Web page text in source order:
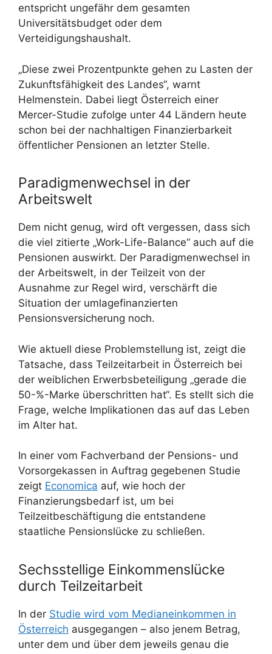
entspricht ungefähr dem gesamten
Universitätsbudget oder dem
Verteidigungshaushalt.
„Diese zwei Prozentpunkte gehen zu Lasten der
Zukunftsfähigkeit des Landes“, warnt
Helmenstein. Dabei liegt Österreich einer
Mercer-Studie zufolge unter 44 Ländern heute
schon bei der nachhaltigen Finanzierbarkeit
öffentlicher Pensionen an letzter Stelle.
Paradigmenwechsel in der
Arbeitswelt
Dem nicht genug, wird oft vergessen, dass sich
die viel zitierte „Work-Life-Balance“ auch auf die
Pensionen auswirkt. Der Paradigmenwechsel in
der Arbeitswelt, in der Teilzeit von der
Ausnahme zur Regel wird, verschärft die
Situation der umlagefinanzierten
Pensionsversicherung noch.
Wie aktuell diese Problemstellung ist, zeigt die
Tatsache, dass Teilzeitarbeit in Österreich bei
der weiblichen Erwerbsbeteiligung „gerade die
50-%-Marke überschritten hat“. Es stellt sich die
Frage, welche Implikationen das auf das Leben
im Alter hat.
In einer vom Fachverband der Pensions- und
Vorsorgekassen in Auftrag gegebenen Studie
zeigt Economica auf, wie hoch der
Finanzierungsbedarf ist, um bei
Teilzeitbeschäftigung die entstandene
staatliche Pensionslücke zu schließen.
Sechsstellige Einkommenslücke
durch Teilzeitarbeit
In der Studie wird vom Medianeinkommen in
Österreich ausgegangen – also jenem Betrag,
unter dem und über dem jeweils genau die